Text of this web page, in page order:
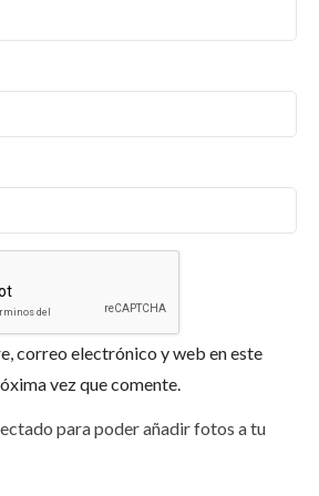
para proyectos
de Jafep son respetuosos con
correo electrónico y web en este
vez que comente.
para poder añadir fotos a tu